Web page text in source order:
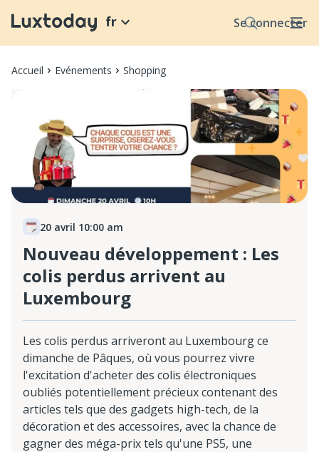
Se connecter
fr
Accueil Evénements Shopping
20 avril 10:00 am
Nouveau développement : Les
colis perdus arrivent au
Luxembourg
Les colis perdus arriveront au Luxembourg ce
dimanche de Pâques, où vous pourrez vivre
l'excitation d'acheter des colis électroniques
oubliés potentiellement précieux contenant des
articles tels que des gadgets high-tech, de la
décoration et des accessoires, avec la chance de
gagner des méga-prix tels qu'une PS5, une